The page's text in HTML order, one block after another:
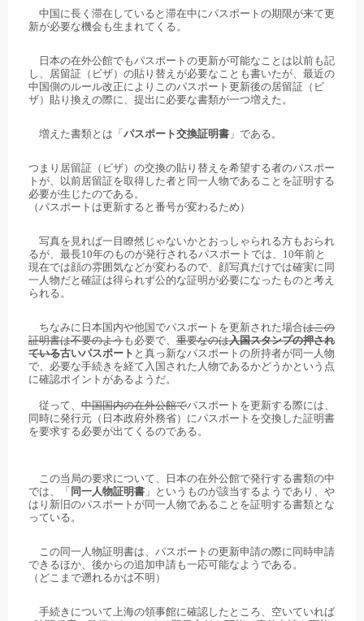
中国に長く滞在していると滞在中にパスポートの期限が来て更
新が必要な機会も生まれてくる。
日本の在外公館でもパスポートの更新が可能なことは以前も記
し、居留証（ビザ）の貼り替えが必要なことも書いたが、最近の
中国側のルール改正によりこのパスポート更新後の居留証（ビ
ザ）貼り換えの際に、提出に必要な書類が一つ増えた。
増えた書類とは「パスポート交換証明書 」である。
つまり居留証（ビザ）の交換の貼り替えを希望する者のパスポー
トが、以前居留証を取得した者と同一人物であることを証明する
必要が生じたのである。
（パスポートは更新すると番号が変わるため）
写真を見れば一目瞭然じゃないかとおっしゃられる方もおられ
るが、最長10年のものが発行されるパスポートでは、10年前と
現在では顔の雰囲気などが変わるので、顔写真だけでは確実に同
一人物だと確証は得られず公的な証明が必要になったものと考え
られる。
ちなみに日本国内や他国でパスポートを更新された場合はこの
証明書は不要のようも必要で、 重要なのは入国スタンプの押され
ている古いパスポート と真っ新なパスポートの所持者が同一人物
で、必要な手続きを経て入国された人物であるかどうかという点
に確認ポイントがあるようだ。
従って、 中国国内の在外公館でパスポートを更新する際には、
同時に発行元（日本政府外務省）にパスポートを交換した証明書
を要求する必要が出てくるのである。
この当局の要求について、日本の在外公館で発行する書類の中
では、「同一人物証明書 」というものが該当するようであり、や
はり新旧のパスポートが同一人物であることを証明する書類とな
っている。
この同一人物証明書は、パスポートの更新申請の際に同時申請
できるほか、後からの追加申請も一応可能なようである。
（どこまで遡れるかは不明）
手続きについて上海の領事館に確認したところ、空いていれば